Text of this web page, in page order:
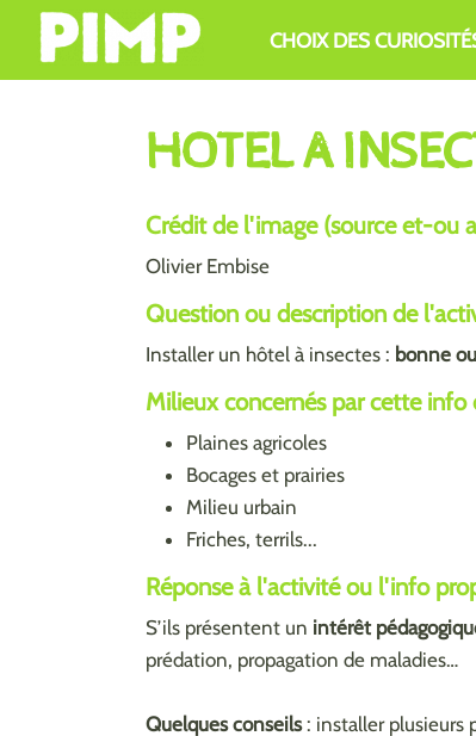
Aller au contenu principal CHOIX DES
HOTEL A
Crédit de l'image (source et-ou
Olivier Embise
Question ou description de
Installer un hôtel à insectes : bonne
Milieux concernés par cette
Plaines agricoles
Bocages et prairies
Milieu urbain
Friches, terrils...
Réponse à l'activité ou l'info
S’ils présentent un intérêt
prédation, propagation de maladies…
Quelques conseils: installer plusieurs